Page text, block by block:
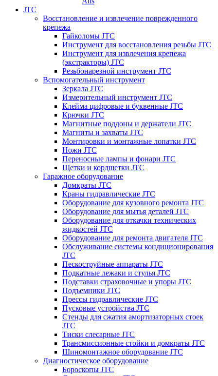
JTC
Восстановление и извлечение поврежденного
крепежа
Гайколомы JTC
Инструмент для восстановления резьбы JTC
Инструмент для извлечения крепежа
(экстракторы) JTC
Резьбонарезной инструмент JTC
Вспомогательный инструмент
Зеркала JTC
Измерительный инструмент JTC
Клейма цифровые и буквенные JTC
Крючки JTC
Магнитные поддоны и держатели JTC
Магниты и захваты JTC
Монтировки и монтажные лопатки JTC
Ножи JTC
Переносные лампы и фонари JTC
Щетки и кордщетки JTC
Гаражное оборудование
Домкраты JTC
Краны гидравлические JTC
Оборудование для кузовного ремонта JTC
Оборудование для мытья деталей JTC
Оборудование для откачки технических
жидкостей JTC
Оборудование для ремонта двигателя JTC
Обслуживание системы кондиционирования
JTC
Пескоструйные аппараты JTC
Подкатные лежаки и стулья JTC
Подставки страховочные и упоры JTC
Подъемники JTC
Прессы гидравлические JTC
Пусковые устройства JTC
Стенды для сжатия амортизаторных стоек
JTC
Тиски слесарные JTC
Трансмиссионные стойки и домкраты JTC
Шиномонтажное оборудование JTC
Диагностическое оборудование
Бороскопы JTC